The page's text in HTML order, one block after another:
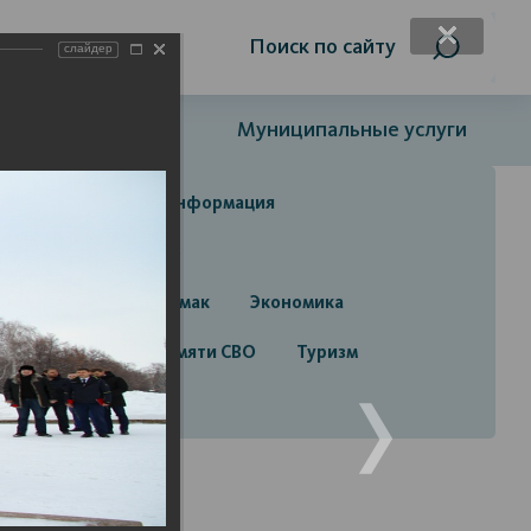
слабовидящих Поиск по сайту
Муниципальные услуги
Справочная информация
город Стерлитамак Экономика
Лента памяти СВО Туризм
слайдер